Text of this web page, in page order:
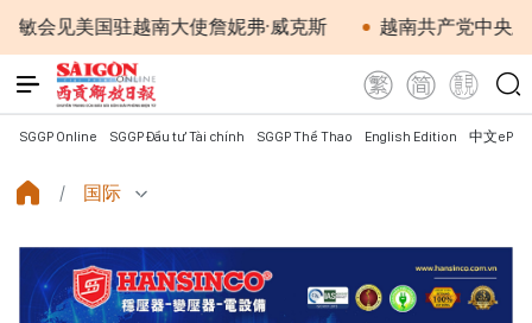
国驻越南大使詹妮弗·威克斯 越南共产党中央总书记、
SGGP Online SGGP Đầu tư Tài chính SGGP Thể Thao English Edition 中文
国际